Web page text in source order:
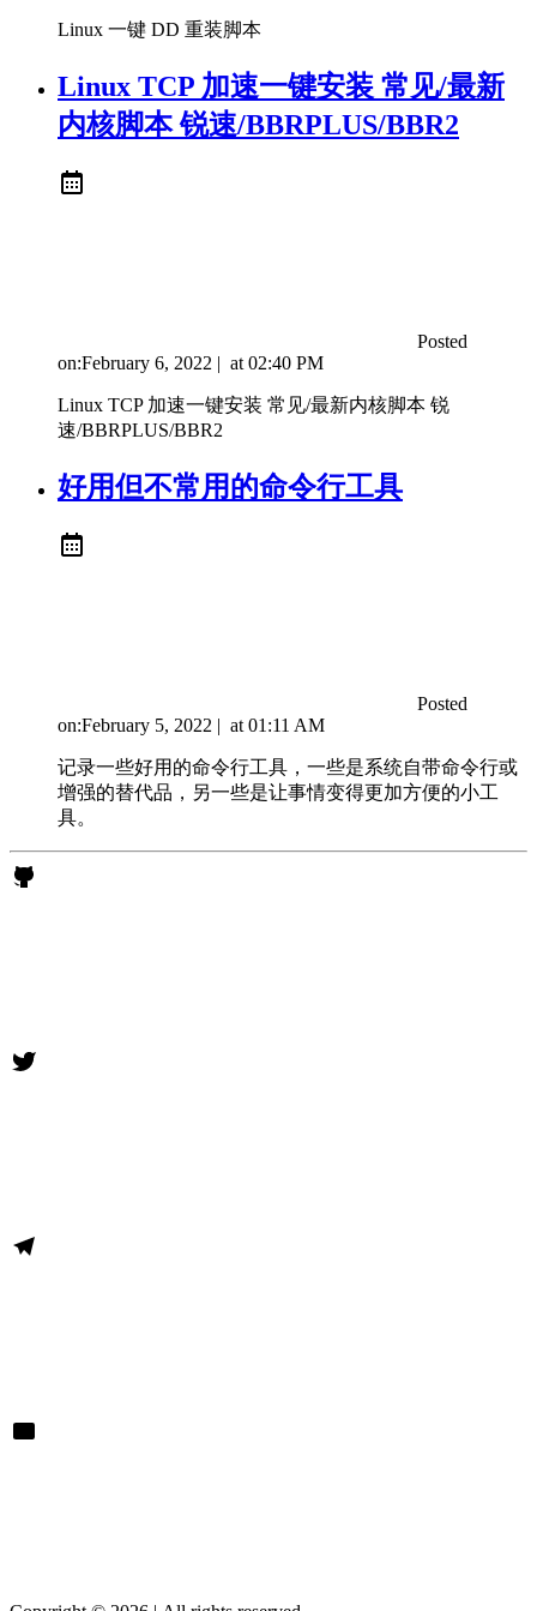
Linux 一键 DD 重装脚本
Linux TCP 加速一键安装 常见/最新
内核脚本 锐速/BBRPLUS/BBR2
Posted
on:February 6, 2022 | at 02:40 PM
Linux TCP 加速一键安装 常见/最新内核脚本 锐
速/BBRPLUS/BBR2
好用但不常用的命令行工具
Posted
on:February 5, 2022 | at 01:11 AM
记录一些好用的命令行工具，一些是系统自带命令行或
增强的替代品，另一些是让事情变得更加方便的小工
具。